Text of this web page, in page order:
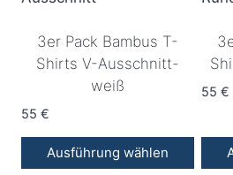
3er Pack Bambus T-
Shirts V-Ausschnitt-
weiß
55 €
Ausführung wählen
55 €